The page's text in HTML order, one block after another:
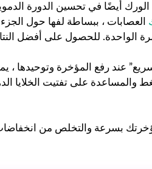
أيضًا في تحسين الدورة
عند رفع المؤخرة وتوحيدها ،
على تفتيت الخلايا
بسرعة والتخلص من